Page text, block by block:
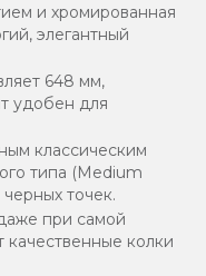
и хромированная
элегантный
648 мм,
удобен для
классическим
типа (Medium
точек.
при самой
качественные колки